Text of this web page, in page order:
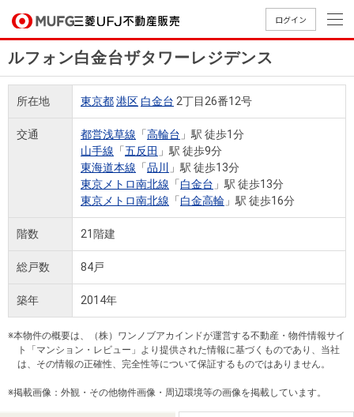
ログイン
買いたいTOP
中古
マン
ショ
ンを
探す
新
一戸
建て
を探
す
事業
売りたいTOP
無
料
査
定
売
談
AI
売却
店舗案内TOP
店舗のご
案内（首
都圏）
店舗のご
店舗のご
会社情報TOP
ごあいさ
つ
会社概
MUFG
経営ビジ
ョン
組織図
役員一
覧
本社地
図
ニュース
リリース
採用情報TOP
新卒採用
情報
キャリア
買いたい
売りたい
法人のお客さま
提携企業にお勤めの方
会員ページ
ルフォン白金台ザタワーレジデンス
所在地 東京都港区 白金台 2丁目26番12号
交通 都営浅草線 「高輪台 」駅 徒歩1分
山手線 「五反田 」駅 徒歩9分
東海道本線 「品川
」駅 徒歩13分
東京メトロ南北線 「白金台 」駅 徒歩13分
東京メトロ南北線 「白金高輪 」駅 徒歩16分
階数 21階建
総戸数 84戸
築年 2014年
※本物件の概要は、（株）ワンノブアカインドが運営する不動産・物件情報サイ
ト「マンション・レビュー」より提供された情報に基づくものであり、当社
は、その情報の正確性、完全性等について保証するものではありません。
※掲載画像：外観・その他物件画像・周辺環境等の画像を掲載しています。